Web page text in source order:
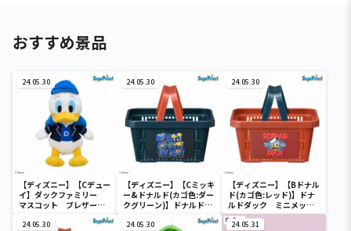
おすすめ景品
24.05.30
【ディズニー】【Cデュー
イ】ダックファミリー
マスコット ブレザーコ
24.05.30
【ディズニー】【Cミッキ
ー&ドナルド(カゴ色:ダー
クグリーン)】ドナルドダ
ック ミニメッシュカゴ
24.05.30
【ディズニー】【Bドナル
ド(カゴ色:レッド)】ドナ
ルドダック ミニメッシ
ュカゴ
24.05.30 24.05.30 24.05.31